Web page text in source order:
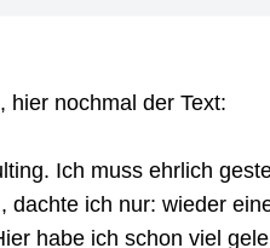
hier nochmal der Text:
Ich muss ehrlich
dachte ich nur: wieder
habe ich schon viel